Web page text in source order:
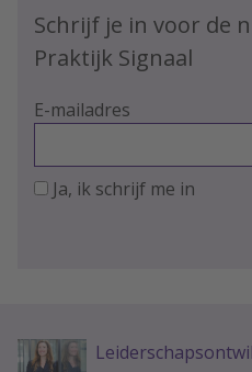
Schrijf je in voor de
Praktijk Signaal
E-mailadres
Ja, ik schrijf me in